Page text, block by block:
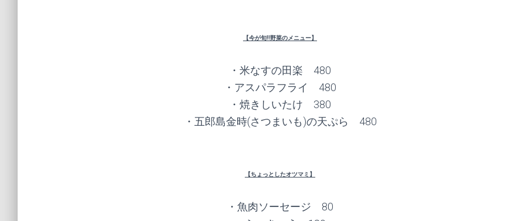
【今が旬!!野菜のメニュー】
・米なすの田楽 480
・アスパラフライ 480
・焼きしいたけ 380
・五郎島金時(さつまいも)の天ぷら 480
【ちょっとしたオツマミ】
・魚肉ソーセージ 80